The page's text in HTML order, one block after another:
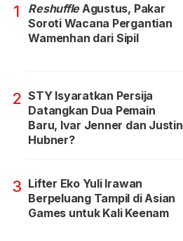
1 ReshuffleAgustus, Pakar
Soroti Wacana Pergantian
Wamenhan dari Sipil
2 STY Isyaratkan Persija
Datangkan Dua Pemain
Baru, Ivar Jenner dan Justin
Hubner?
3 Lifter Eko Yuli Irawan
Berpeluang Tampil di Asian
Games untuk Kali Keenam